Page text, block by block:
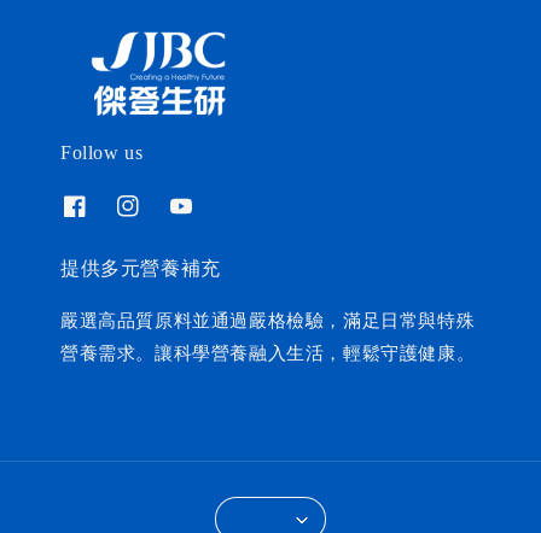
Follow us
提供多元營養補充
嚴選高品質原料並通過嚴格檢驗，滿足日常與特殊
營養需求。讓科學營養融入生活，輕鬆守護健康。